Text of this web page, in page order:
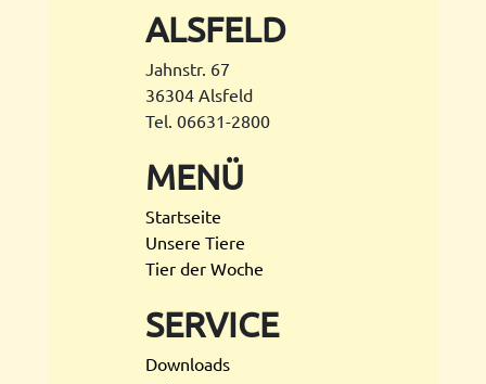
ALSFELD
Jahnstr. 67
36304 Alsfeld
Tel. 06631-2800
MENÜ
Startseite
Unsere Tiere
Tier der Woche
SERVICE
Downloads